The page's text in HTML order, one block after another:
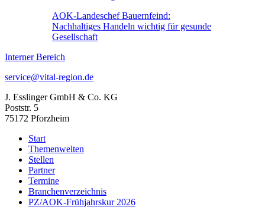
AOK-Landeschef Bauernfeind:
Nachhaltiges Handeln wichtig für gesunde
Gesellschaft
Interner Bereich
service@vital-region.de
J. Esslinger GmbH & Co. KG
Poststr. 5
75172 Pforzheim
Start
Themenwelten
Stellen
Partner
Termine
Branchenverzeichnis
PZ/AOK-Frühjahrskur 2026